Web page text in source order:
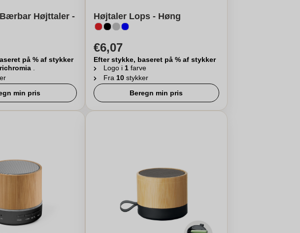
Højttaler -
på % af stykker
.
min pris
Højtaler Lops - Høng
€6,07
Efter stykke, baseret på % af stykker
Logo i 1 farve
Fra 10 stykker
Beregn min pris